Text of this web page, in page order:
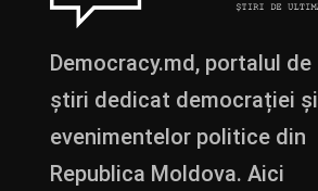
Democracy.md, portalul de
știri dedicat democrației și
evenimentelor politice din
Republica Moldova. Aici